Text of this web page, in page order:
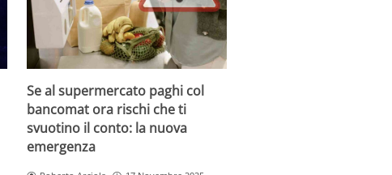
Se al supermercato paghi col
bancomat ora rischi che ti
svuotino il conto: la nuova
emergenza